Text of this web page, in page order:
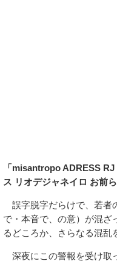
「misantropo ADRESS
ス リオデジャネイロ お前
誤字脱字だらけで、若者
で・本音で、の意）が混ざ
るどころか、さらなる混乱
深夜にこの警報を受け取